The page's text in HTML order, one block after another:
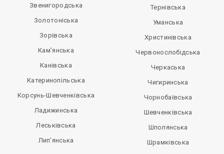
Звенигородська
Золотоніська
Зорівська
Кам’янська
Канівська
Катеринопільська
Корсунь-Шевченківська
Ладижинська
Леськівська
Лип’янська
Тернівська
Уманська
Христинівська
Червонослобідська
Черкаська
Чигиринська
Чорнобаївська
Шевченківська
Шполянська
Шрамківська